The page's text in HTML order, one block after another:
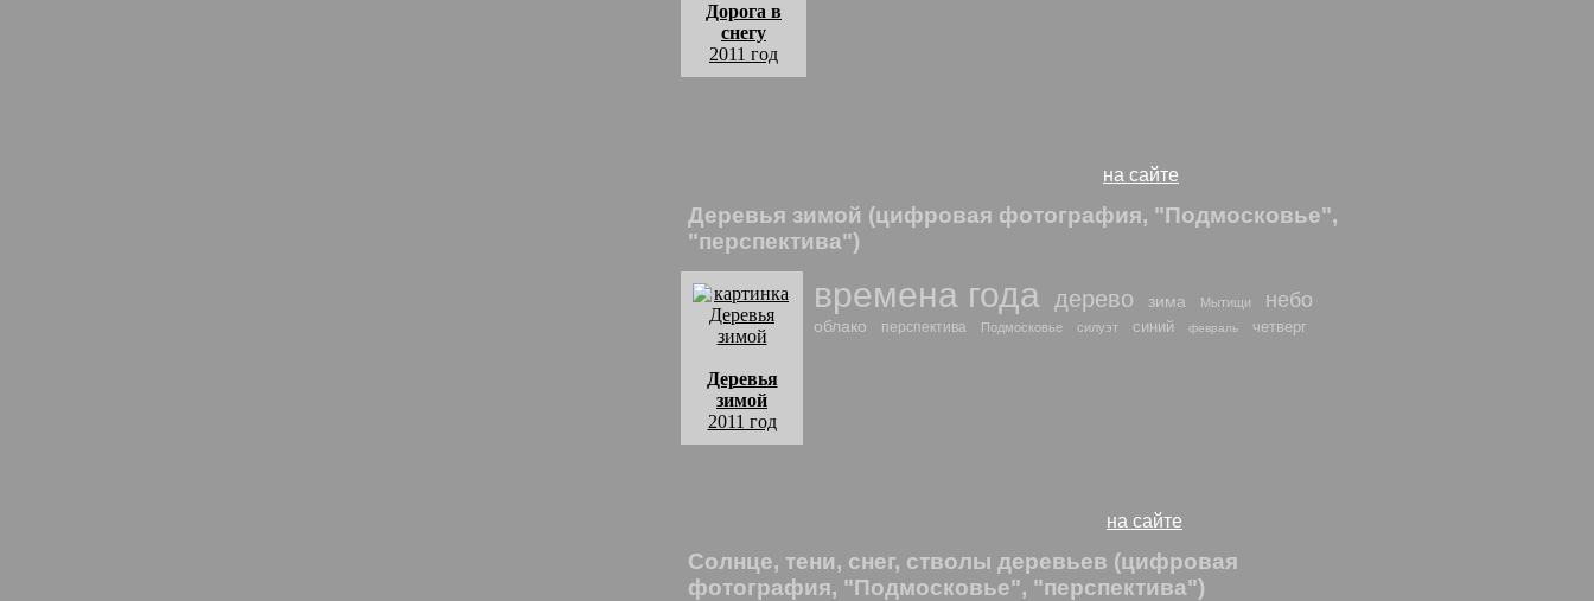
Дорога в
снегу
2011 год
на сайте
Деревья зимой (цифровая фотография, "Подмосковье",
"перспектива")
Деревья
зимой
2011 год
времена года дерево зима Мытищи небо
облако перспектива Подмосковье силуэт синий февраль четверг
на сайте
Солнце, тени, снег, стволы деревьев (цифровая
фотография, "Подмосковье", "перспектива")